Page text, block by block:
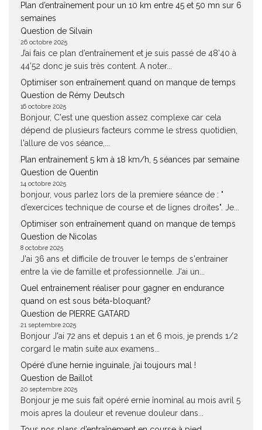
Plan d’entraînement pour un 10 km entre 45 et 50 mn sur 6
semaines
Question de Silvain
26 octobre 2025
J’ai fais ce plan d’entraînement et je suis passé de 48’40 à
44’52 donc je suis très content. A noter...
Optimiser son entraînement quand on manque de temps
Question de Rémy Deutsch
16 octobre 2025
Bonjour, C'est une question assez complexe car cela
dépend de plusieurs facteurs comme le stress quotidien,
l'allure de vos séance,...
Plan entrainement 5 km à 18 km/h, 5 séances par semaine
Question de Quentin
14 octobre 2025
bonjour, vous parlez lors de la premiere séance de : "
d’exercices technique de course et de lignes droites". Je...
Optimiser son entraînement quand on manque de temps
Question de Nicolas
8 octobre 2025
J'ai 36 ans et difficile de trouver le temps de s'entrainer
entre la vie de famille et professionnelle. J'ai un...
Quel entrainement réaliser pour gagner en endurance
quand on est sous béta-bloquant?
Question de PIERRE GATARD
21 septembre 2025
Bonjour J'ai 72 ans et depuis 1 an et 6 mois, je prends 1/2
corgard le matin suite aux examens...
Opéré d’une hernie inguinale, j’ai toujours mal !
Question de Baillot
20 septembre 2025
Bonjour je me suis fait opéré ernie înominal au mois avril 5
mois apres la douleur et revenue douleur dans...